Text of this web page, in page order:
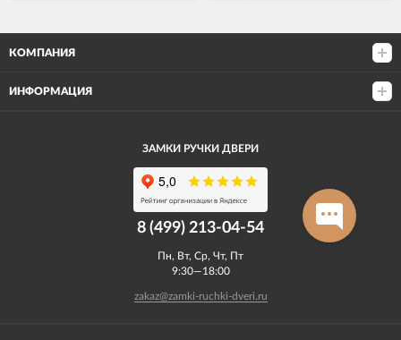
КОМПАНИЯ
ИНФОРМАЦИЯ
ЗАМКИ РУЧКИ ДВЕРИ
8 (499) 213-04-54​
Пн, Вт, Ср, Чт, Пт
9:30—18:00
zakaz@zamki-ruchki-dveri.ru